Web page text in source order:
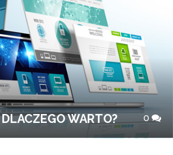
0
WARTO?